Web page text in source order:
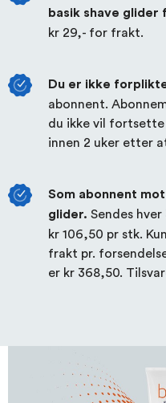
basik shave glider
kr 29,- for frakt.
Du er ikke
abonnent.
du ikke vil fortsette
innen 2 uker etter
Som abonnent
glider. Sendes
kr 106,50 pr stk. Kun
frakt pr.
er kr 368,50.